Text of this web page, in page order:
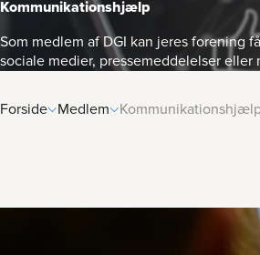
Kommunika­tions­hjælp
Som medlem af DGI kan jeres forening
sociale medier, pressemeddelelser eller
Forside Medlem